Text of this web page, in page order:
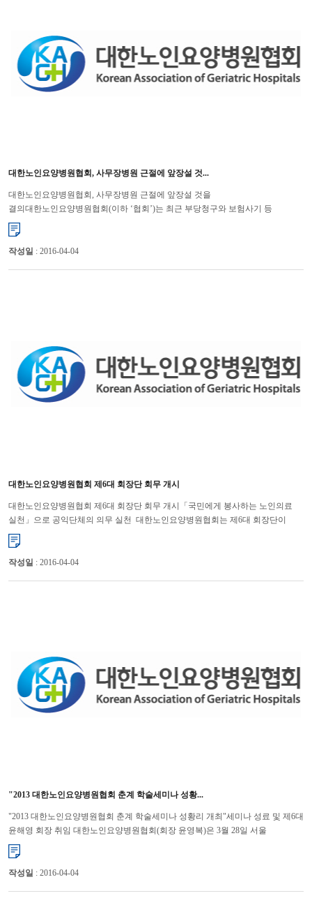
대한노인요양병원협회, 사무장병원 근절에 앞장설 것...
대한노인요양병원협회, 사무장병원 근절에 앞장설 것을
결의대한노인요양병원협회(이하 ‘협회’)는 최근 부당청구와 보험사기 등
사회적으로 물의를 일으키고 있는 소위 ‘사무장병원’과 관련하여 협회 차원의 ...
작성일 : 2016-04-04
대한노인요양병원협회 제6대 회장단 회무 개시
대한노인요양병원협회 제6대 회장단 회무 개시「국민에게 봉사하는 노인의료
실천」으로 공익단체의 의무 실천 대한노인요양병원협회는 제6대 회장단이
회무를 개시하면서 새로운 모습으로 탈바꿈 할 준비를 하고 있...
작성일 : 2016-04-04
"2013 대한노인요양병원협회 춘계 학술세미나 성황...
"2013 대한노인요양병원협회 춘계 학술세미나 성황리 개최"세미나 성료 및 제6대
윤해영 회장 취임 대한노인요양병원협회(회장 윤영복)은 3월 28일 서울
백범기념관에서 “2013 춘계 학술세미나”를 개최...
작성일 : 2016-04-04